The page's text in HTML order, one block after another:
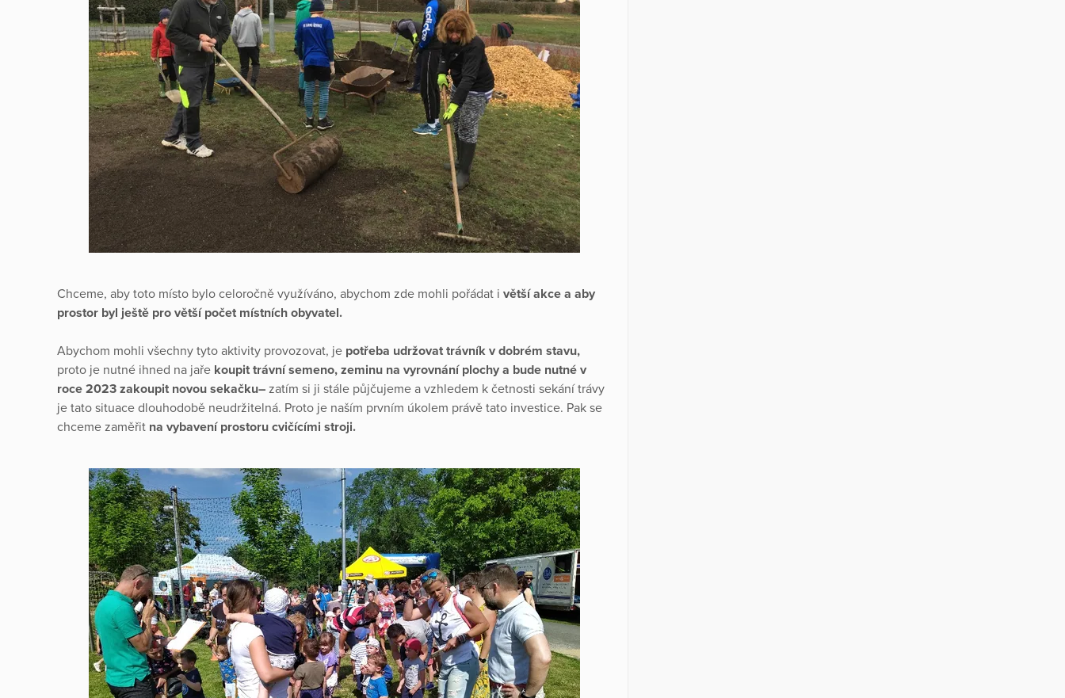
Chceme, aby toto místo bylo celoročně využíváno, abychom zde mohli pořádat i větší akce a aby
prostor byl ještě pro větší počet místních obyvatel.
Abychom mohli všechny tyto aktivity provozovat, je potřeba udržovat trávník v dobrém stavu,
proto je nutné ihned na jaře koupit trávní semeno, zeminu na vyrovnání plochy a bude nutné v
roce 2023 zakoupit novou sekačku– zatím si ji stále půjčujeme a vzhledem k četnosti sekání trávy
je tato situace dlouhodobě neudržitelná. Proto je naším prvním úkolem právě tato investice. Pak se
chceme zaměřit na vybavení prostoru cvičícími stroji.